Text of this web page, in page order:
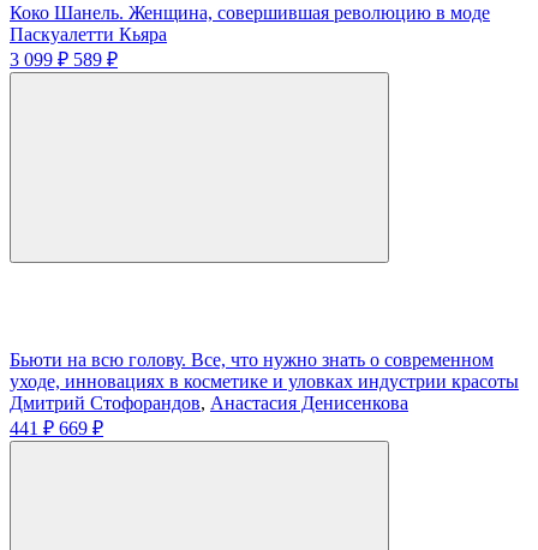
Коко Шанель. Женщина, совершившая революцию в моде
Паскуалетти Кьяра
3 099 ₽ 589 ₽
Бьюти на всю голову. Все, что нужно знать о современном
уходе, инновациях в косметике и уловках индустрии красоты
Дмитрий Стофорандов, Анастасия Денисенкова
441 ₽ 669 ₽